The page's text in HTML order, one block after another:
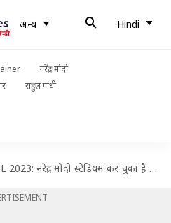
अन्य Hindi
नरेंद्र मोदी
राहुल गांधी
नरेंद्र मोदी स्टेडियम कर चुका है 18 IPL मैचों की मेजबानी, जानिए रोचक आंकड़े